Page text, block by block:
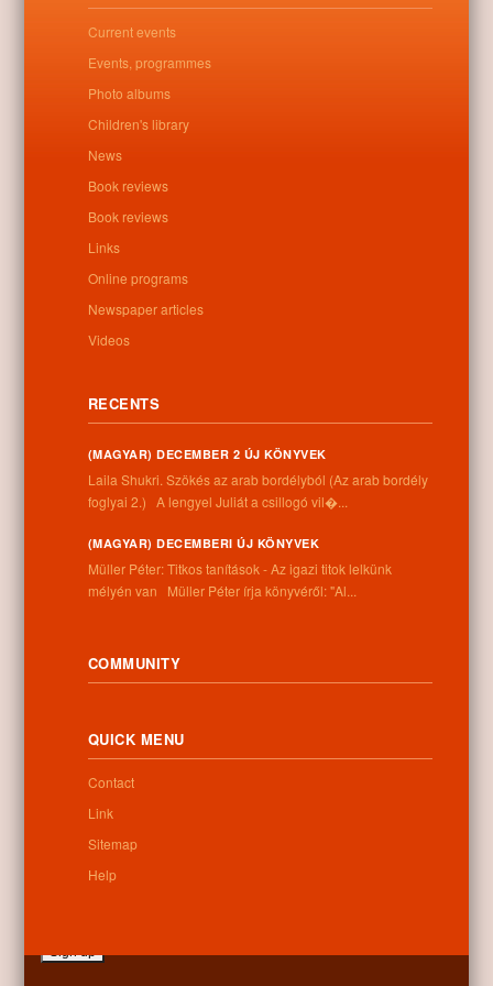
Letöltés
0
Related posts
No related posts found
Information
4262 Nyíracsád, Kassai u. 4.
Phone number:
+36 52 206 031
Tuesday: 9:00-12:00 13:00-16:30
Wednesday: 9:00-12:00 13:00-16:30
Saturday: 9:00-12:00
Newsletter
Current events
Events, programmes
Photo albums
Children's library
News
Book reviews
Book reviews
Links
Online programs
Newspaper articles
Videos
RECENTS
(MAGYAR) DECEMBER 2 ÚJ KÖNYVEK
Laila Shukri. Szökés ​az arab bordélyból (Az arab bordély
foglyai 2.) A lengyel Juliát a csillogó vil�...
(MAGYAR) DECEMBERI ÚJ KÖNYVEK
Müller Péter: Titkos tanítások - Az igazi titok lelkünk
mélyén van Müller Péter írja könyvéről: "Al...
COMMUNITY
QUICK MENU
Contact
Link
Sitemap
Help